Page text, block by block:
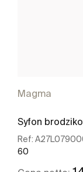
Magma
Syfon
Ref:
60